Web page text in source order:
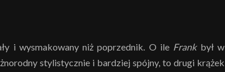
i wysmakowany niż poprzednik. O ile Frankbył w
stylistycznie i bardziej spójny, to drugi krążek